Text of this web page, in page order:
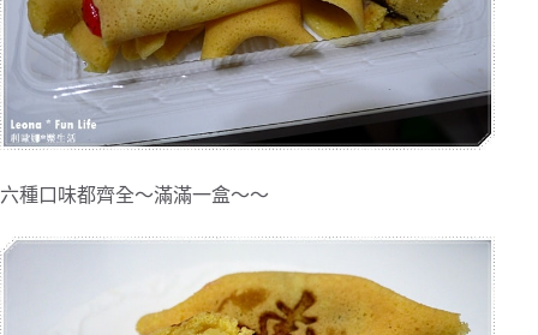
六種口味都齊全～滿滿一盒～～